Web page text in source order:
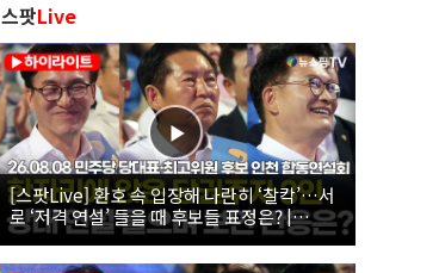
스팟Live
[스팟Live] 환호 속 입장해 나란히 ‘찰칵’…서
로 ‘저격 연설’ 들을 때 후보들 표정은? |
26.08.08 더불어민주당 당대표·최고위원 후
보 인천 합동연설회